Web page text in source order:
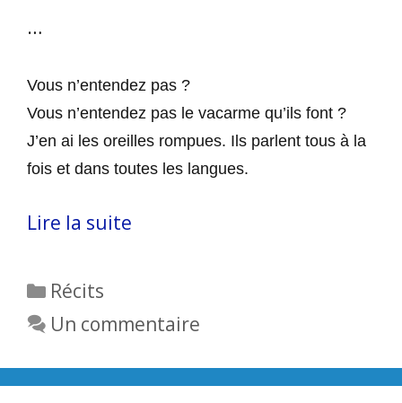
…
Vous n’entendez pas ?
Vous n’entendez pas le vacarme qu’ils font ?
J’en ai les oreilles rompues. Ils parlent tous à la
fois et dans toutes les langues.
Lire la suite
Catégories
Récits
Un commentaire